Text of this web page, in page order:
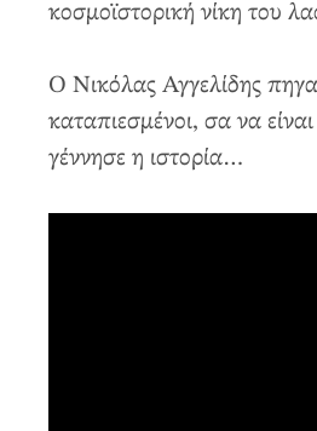
κοσμοϊστορική νίκη του
Ο Νικόλας Αγγελίδης
καταπιεσμένοι, σα να
γέννησε η ιστορία…